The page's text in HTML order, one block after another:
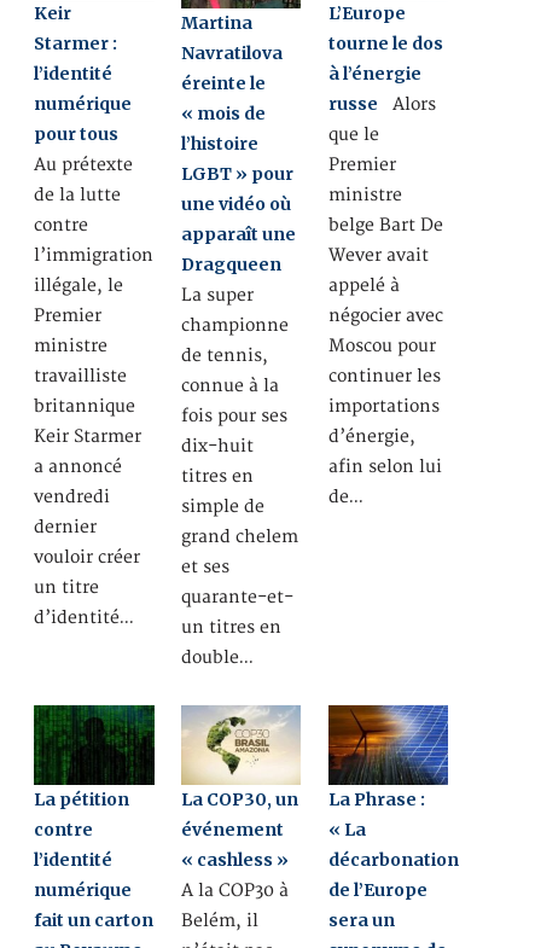
Keir
Starmer :
l’identité
numérique
pour tous
Au prétexte
de la lutte
contre
l’immigration
illégale, le
Premier
ministre
travailliste
britannique
Keir Starmer
a annoncé
vendredi
dernier
vouloir créer
un titre
d’identité…
Martina
Navratilova
éreinte le
« mois de
l’histoire
LGBT » pour
une vidéo où
apparaît une
Dragqueen
La super
championne
de tennis,
connue à la
fois pour ses
dix-huit
titres en
simple de
grand chelem
et ses
quarante-et-
un titres en
double…
L’Europe
tourne le dos
à l’énergie
russe Alors
que le
Premier
ministre
belge Bart De
Wever avait
appelé à
négocier avec
Moscou pour
continuer les
importations
d’énergie,
afin selon lui
de…
La pétition
contre
l’identité
numérique
fait un carton
La COP30, un
événement
« cashless »
A la COP30 à
Belém, il
La Phrase :
« La
décarbonation
de l’Europe
sera un